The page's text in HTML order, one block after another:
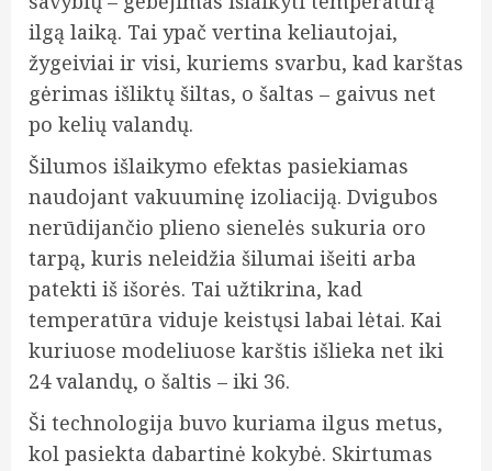
ilgą laiką. Tai ypač vertina keliautojai,
žygeiviai ir visi, kuriems svarbu, kad karštas
gėrimas išliktų šiltas, o šaltas – gaivus net
po kelių valandų.
Šilumos išlaikymo efektas pasiekiamas
naudojant vakuuminę izoliaciją. Dvigubos
nerūdijančio plieno sienelės sukuria oro
tarpą, kuris neleidžia šilumai išeiti arba
patekti iš išorės. Tai užtikrina, kad
temperatūra viduje keistųsi labai lėtai. Kai
kuriuose modeliuose karštis išlieka net iki
24 valandų, o šaltis – iki 36.
Ši technologija buvo kuriama ilgus metus,
kol pasiekta dabartinė kokybė. Skirtumas